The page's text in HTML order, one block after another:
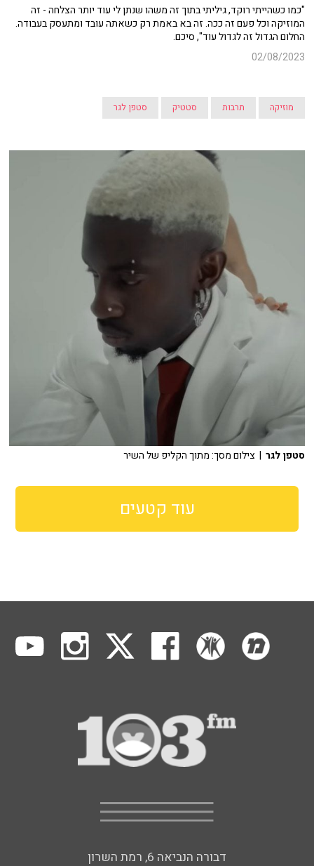
"כמו כשהייתי רוקד, גיליתי בתוך זה משהו שנתן לי עוד יותר הצלחה - זה
המוזיקה וכל פעם זה ככה. זה בא באמת רק כשאתה עובד ומתעסק בעבודה.
החלום הגדול זה לגדול עוד", סיכם.
02/08/2023
מוזיקה תרבות סטטיק סטפן לגר
סטפן לגר | צילום מסך: מתוך הקליפ של השיר
עוד קטעים
דבורה הנביאה 6, רמת השרון